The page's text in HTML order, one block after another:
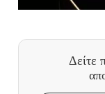
Δείτε